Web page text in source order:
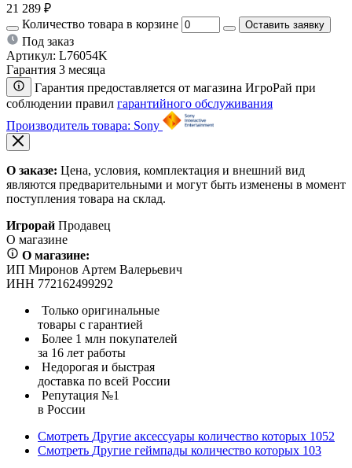
21 289 ₽
Количество товара в корзине
Оставить заявку
Под заказ
Артикул: L76054K
Гарантия 3 месяца
Гарантия предоставляется от магазина ИгроРай при
соблюдении правил гарантийного обслуживания
Производитель товара: Sony
О заказе: Цена, условия, комплектация и внешний вид
являются предварительными и могут быть изменены в момент
поступления товара на склад.
Игрорай Продавец
О магазине
О магазине:
ИП Миронов Артем Валерьевич
ИНН 772162499292
Только оригинальные
товары с гарантией
Более 1 млн покупателей
за 16 лет работы
Недорогая и быстрая
доставка по всей России
Репутация №1
в России
Смотреть Другие аксессуары количество которых 1052
Смотреть Другие геймпады количество которых 103